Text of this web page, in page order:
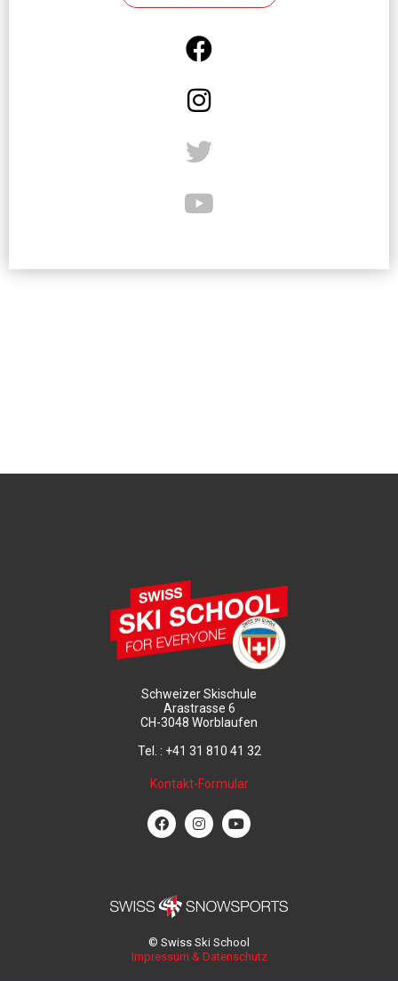
Schweizer Skischule
Arastrasse 6
CH-3048 Worblaufen
Tel. : +41 31 810 41 32
Kontakt-Formular
© Swiss Ski School
Impressum & Datenschutz